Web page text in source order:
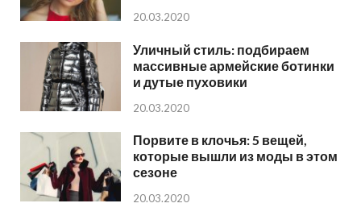
20.03.2020
Уличный стиль: подбираем
массивные армейские ботинки
и дутые пуховики
20.03.2020
Порвите в клочья: 5 вещей,
которые вышли из моды в этом
сезоне
20.03.2020